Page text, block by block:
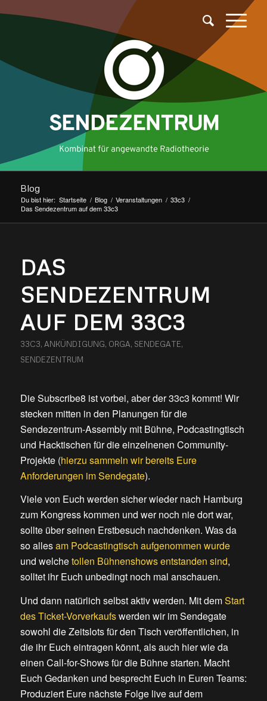
Blog
Du bist hier: Startseite / Blog / Veranstaltungen / 33c3 /
Das Sendezentrum auf dem 33c3
DAS
SENDEZENTRUM
AUF DEM 33C3
33C3, ANKÜNDIGUNG, ORGA, SENDEGATE,
SENDEZENTRUM
Die Subscribe8 ist vorbei, aber der 33c3 kommt! Wir
stecken mitten in den Planungen für die
Sendezentrum-Assembly mit Bühne, Podcastingtisch
und Hacktischen für die einzelnenen Community-
Projekte (hierzu sammeln wir bereits Eure
Anforderungen im Sendegate).
Viele von Euch werden sicher wieder nach Hamburg
zum Kongress kommen und wer noch nie dort war,
sollte über seinen Erstbesuch nachdenken. Was da
so allesam Podcastingtisch aufgenommen wurde
und welchetollen Bühnenshows entstanden sind,
solltet ihr Euch unbedingt noch mal anschauen.
Und dann natürlich selbst aktiv werden. Mit demStart
des Ticket-Vorverkaufswerden wir im Sendegate
sowohl die Zeitslots für den Tisch veröffentlichen, in
die ihr Euch eintragen könnt, als auch hier wie da
einen Call-for-Shows für die Bühne starten. Macht
Euch Gedanken und besprecht Euch in Euren Teams:
Produziert Eure nächste Folge live auf dem